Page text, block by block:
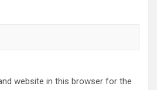
website in this browser for the